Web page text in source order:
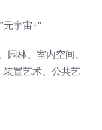
元宇宙+“
园林、室内空间、
置艺术、公共艺